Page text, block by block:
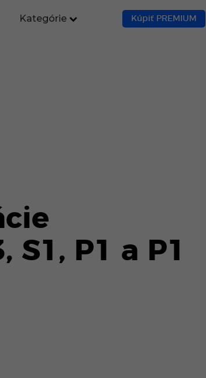
Kategórie Kúpiť PREMIUM
P1 a P1